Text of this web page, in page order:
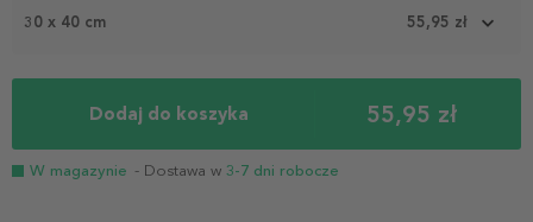
30 x 40 cm 55,95 zł
Dodaj do koszyka 55,95 zł
W magazynie - Dostawa w 3-7 dni robocze